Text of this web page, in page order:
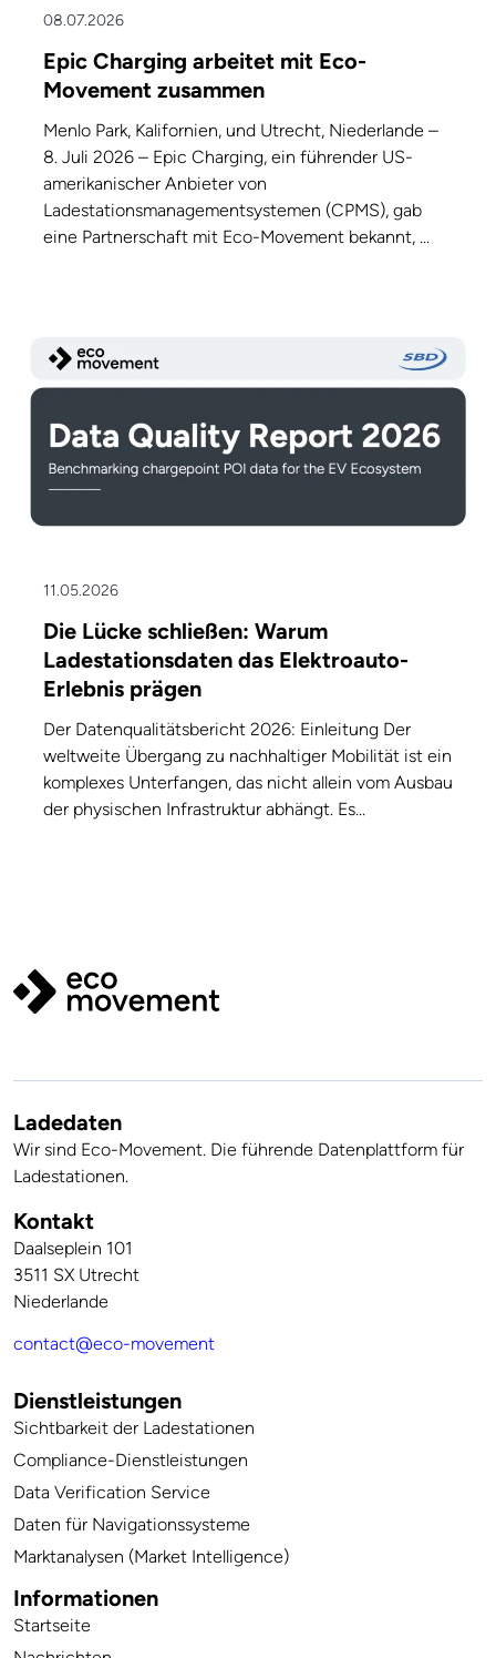
08.07.2026
Epic Charging arbeitet mit Eco-
Movement zusammen
Menlo Park, Kalifornien, und Utrecht, Niederlande –
8. Juli 2026 – Epic Charging, ein führender US-
amerikanischer Anbieter von
Ladestationsmanagementsystemen (CPMS), gab
eine Partnerschaft mit Eco-Movement bekannt, ...
11.05.2026
Die Lücke schließen: Warum
Ladestationsdaten das Elektroauto-
Erlebnis prägen
Der Datenqualitätsbericht 2026: Einleitung Der
weltweite Übergang zu nachhaltiger Mobilität ist ein
komplexes Unterfangen, das nicht allein vom Ausbau
der physischen Infrastruktur abhängt. Es...
Kontakt
Daalseplein 101
3511 SX Utrecht
Niederlande
contact@eco-movement
Dienstleistungen
Sichtbarkeit der Ladestationen
Compliance-Dienstleistungen
Data Verification Service
Daten für Navigationssysteme
Marktanalysen (Market Intelligence)
Informationen
Startseite
Ladedaten
Wir sind Eco-Movement. Die führende Datenplattform für
Ladestationen.